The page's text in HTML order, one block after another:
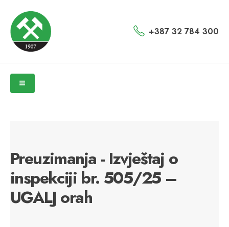
+387 32 784 300
Preuzimanja - Izvještaj o
inspekciji br. 505/25 –
UGALJ orah